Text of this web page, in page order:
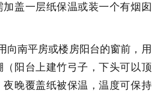
加盖一层纸保温或装一个有烟囱
向南平房或楼房阳台的窗前，用
阳台上建竹弓子，下头可以顶
晚覆盖纸被保温，温度可保持